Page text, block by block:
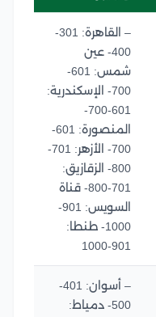
– القاهرة: 301-
400- عين
شمس: 601-
700- الإسكندرية:
601-700-
المنصورة: 601-
700- الأزهر: 701-
800- الزقازيق:
701-800- قناة
السويس: 901-
1000- طنطا:
901-1000
– أسوان: 401-
500- دمياط: